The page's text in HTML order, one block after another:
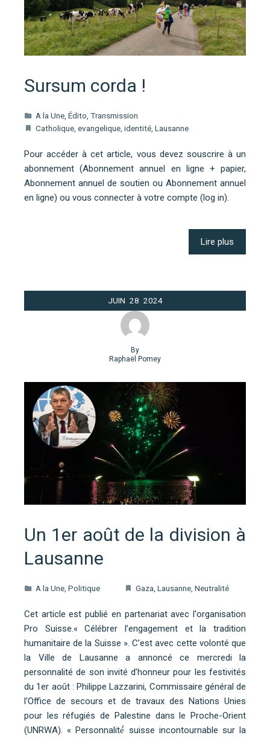
Sursum corda !
A la Une, Édito, Transmission
Catholique, evangelique, identité, Lausanne
Pour accéder à cet article, vous devez souscrire à un
abonnement (Abonnement annuel en ligne + papier,
Abonnement annuel de soutien ou Abonnement annuel
en ligne) ou vous connecter à votre compte (log in).
Lire plus
JUIN 28 2024
By
Raphaël Pomey
Un 1er août de la division à
Lausanne
A la Une Politique Gaza Lausanne Neutralité
Cet article est publié en partenariat avec l'organisation
Pro Suisse.« Célébrer l’engagement et la tradition
humanitaire de la Suisse ». C’est avec cette volonté que
la Ville de Lausanne a annoncé ce mercredi la
personnalité de son invité d’honneur pour les festivités
du 1er août : Philippe Lazzarini, Commissaire général de
l'Office de secours et de travaux des Nations Unies
pour les réfugiés de Palestine dans le Proche-Orient
(UNRWA). « Personnalité́ suisse incontournable sur la